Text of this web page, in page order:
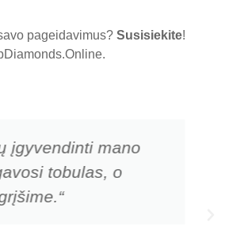
pageidavimus? Susisiekite!
.
įgyvendinti mano
tobulas, o